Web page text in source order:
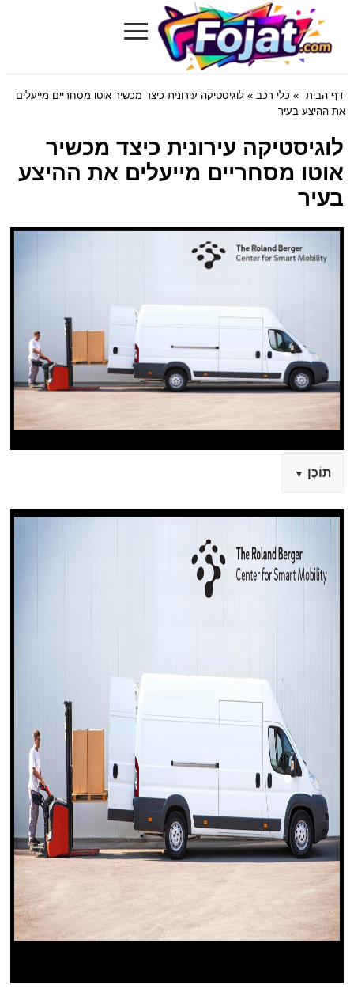
Fojat.com
≡
דף הבית » כלי רכב » לוגיסטיקה עירונית כיצד מכשיר אוטו מסחריים מייעלים
את ההיצע ​​בעיר
לוגיסטיקה עירונית כיצד מכשיר
אוטו מסחריים מייעלים את ההיצע ​​
בעיר
תוֹכֶן